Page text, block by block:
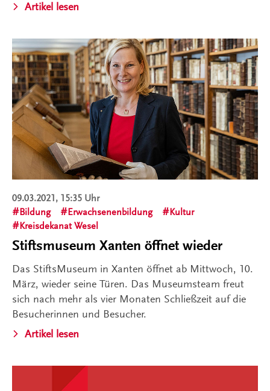
Artikel lesen
09.03.2021, 15:35 Uhr
Bildung
Erwachsenenbildung
Kultur
Kreisdekanat Wesel
Stiftsmuseum Xanten öffnet wieder
Das StiftsMuseum in Xanten öffnet ab Mittwoch, 10.
März, wieder seine Türen. Das Museumsteam freut
sich nach mehr als vier Monaten Schließzeit auf die
Besucherinnen und Besucher.
Artikel lesen